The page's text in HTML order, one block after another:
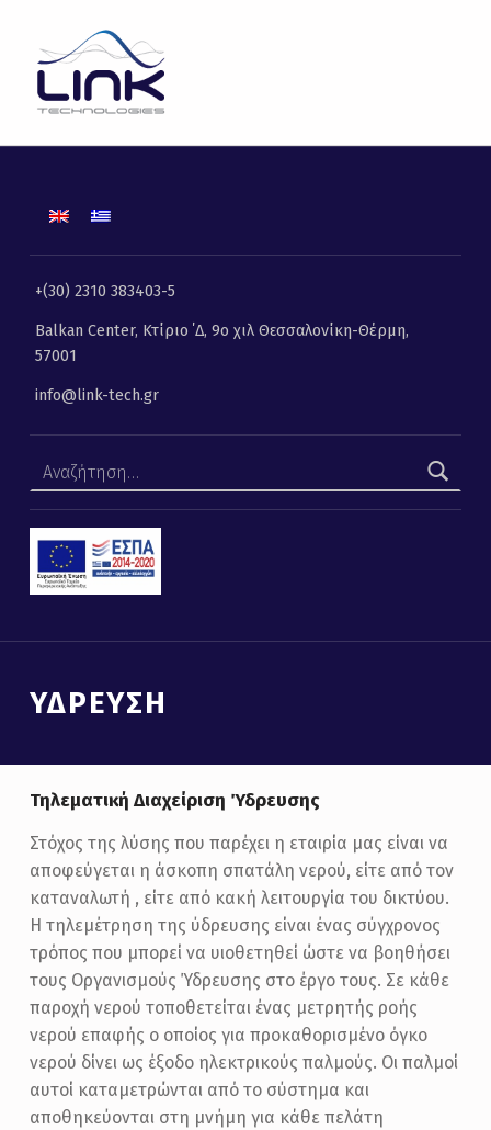
+(30) 2310 383403-5
Balkan Center, Κτίριο ΄Δ, 9ο χιλ Θεσσαλονίκη-Θέρμη,
57001
info@link-tech.gr
ΎΔΡΕΥΣΗ
Τηλεματική Διαχείριση Ύδρευσης
Στόχος της λύσης που παρέχει η εταιρία μας είναι να
αποφεύγεται η άσκοπη σπατάλη νερού, είτε από τον
καταναλωτή , είτε από κακή λειτουργία του δικτύου.
Η τηλεμέτρηση της ύδρευσης είναι ένας σύγχρονος
τρόπος που μπορεί να υιοθετηθεί ώστε να βοηθήσει
τους Οργανισμούς Ύδρευσης στο έργο τους. Σε κάθε
παροχή νερού τοποθετείται ένας μετρητής ροής
νερού επαφής ο οποίος για προκαθορισμένο όγκο
νερού δίνει ως έξοδο ηλεκτρικούς παλμούς. Οι παλμοί
αυτοί καταμετρώνται από το σύστημα και
αποθηκεύονται στη μνήμη για κάθε πελάτη